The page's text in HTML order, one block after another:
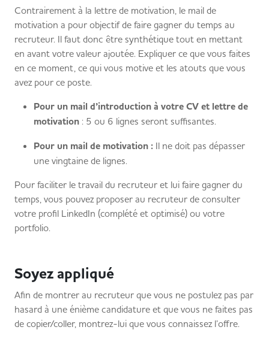
Contrairement à la lettre de motivation, le mail de
motivation a pour objectif de faire gagner du temps au
recruteur. Il faut donc être synthétique tout en mettant
en avant votre valeur ajoutée. Expliquer ce que vous faites
en ce moment, ce qui vous motive et les atouts que vous
avez pour ce poste.
Pour un mail d’introduction à votre CV et lettre de
motivation : 5 ou 6 lignes seront suffisantes.
Pour un mail de motivation : Il ne doit pas dépasser
une vingtaine de lignes.
Pour faciliter le travail du recruteur et lui faire gagner du
temps, vous pouvez proposer au recruteur de consulter
votre profil LinkedIn (complété et optimisé) ou votre
portfolio.
Soyez appliqué
Afin de montrer au recruteur que vous ne postulez pas par
hasard à une énième candidature et que vous ne faites pas
de copier/coller, montrez-lui que vous connaissez l’offre.